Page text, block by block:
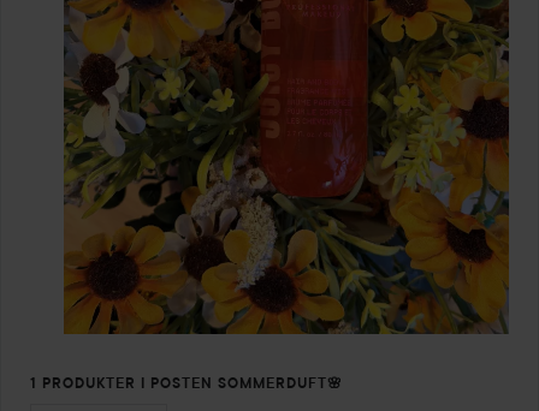
1 PRODUKTER I POSTEN SOMMERDUFT🌸